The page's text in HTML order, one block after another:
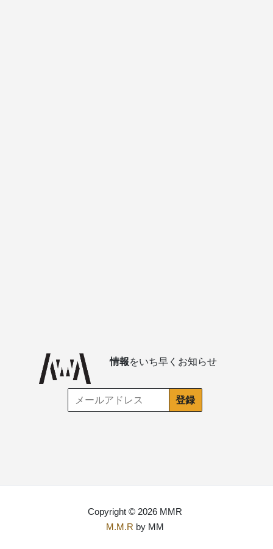
情報をいち早くお知らせ
Copyright © 2026 MMR
M.M.R by MM